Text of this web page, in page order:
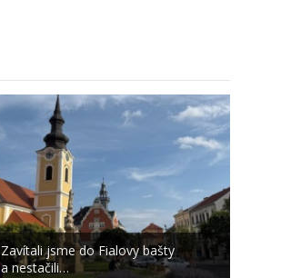
Zavítali jsme do Fialovy bašty
a nestačili…